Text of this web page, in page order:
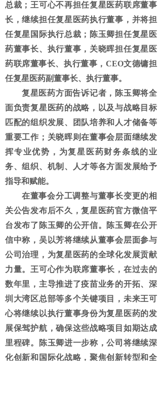
总裁；王可心不再担任复星医药联席董事
长，继续担任复星医药执行董事，并将担
任复星国际执行总裁；陈玉卿担任复星医
药董事长、执行董事，关晓晖担任复星医
药联席董事长、执行董事，CEO文德镛担
任复星医药副董事长、执行董事。
复星医药方面告诉记者，陈玉卿将全
面负责复星医药的战略，以及与战略目标
匹配的组织发展、团队培养和人才储备等
重要工作；关晓晖则在董事会层面继续发
挥专业优势，为复星医药财务条线的业
务、组织、机制、人才等各方面发展给予
指导和赋能。
在董事会分工调整与董事长变更的相
关公告发布后不久，复星医药官方微信平
台发布了陈玉卿的公开信。陈玉卿在公开
信中称，吴以芳将继续从董事会层面参与
公司治理，为复星医药的全球化发展贡献
力量。王可心作为联席董事长，在过去的
数年里，主导推进了疫苗业务的开拓、深
圳大湾区总部等多个关键项目，未来王可
心将继续以执行董事身份为复星医药的发
展保驾护航，确保这些战略项目如期达成
里程碑。陈玉卿进一步称，公司将继续深
化创新和国际化战略，聚焦创新转型和全